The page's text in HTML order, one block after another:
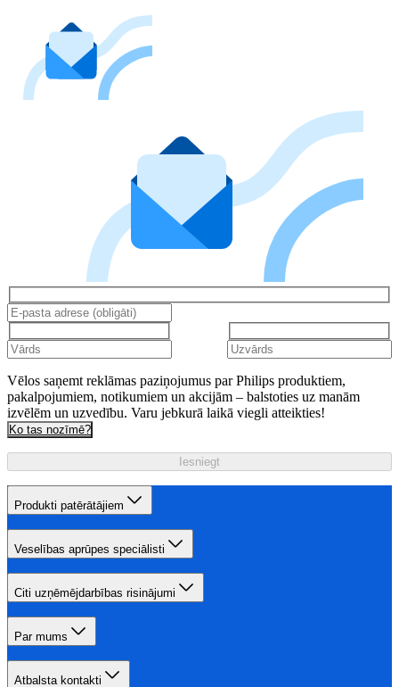
Vēlos saņemt reklāmas paziņojumus par Philips produktiem,
pakalpojumiem, notikumiem un akcijām – balstoties uz manām
izvēlēm un uzvedību. Varu jebkurā laikā viegli atteikties!
Ko tas nozīmē?
Iesniegt
Produkti patērātājiem
Veselības aprūpes speciālisti
Citi uzņēmējdarbības risinājumi
Par mums
Atbalsta kontakti